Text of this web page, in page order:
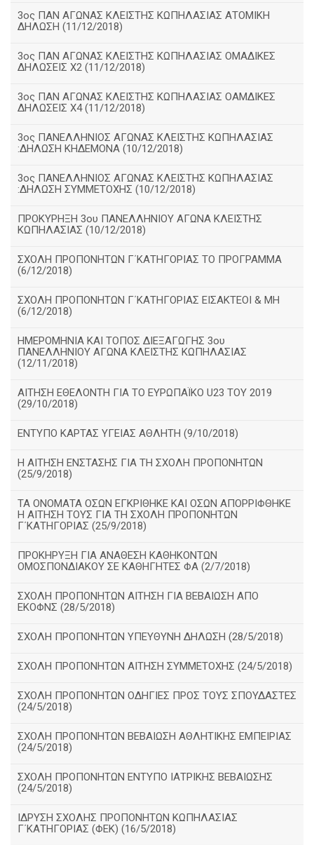
3ος ΠΑΝ ΑΓΩΝΑΣ ΚΛΕΙΣΤΗΣ ΚΩΠΗΛΑΣΙΑΣ ΑΤΟΜΙΚΗ
ΔΗΛΩΣΗ (11/12/2018)
3ος ΠΑΝ ΑΓΩΝΑΣ ΚΛΕΙΣΤΗΣ ΚΩΠΗΛΑΣΙΑΣ ΟΜΑΔΙΚΕΣ
ΔΗΛΩΣΕΙΣ Χ2 (11/12/2018)
3ος ΠΑΝ ΑΓΩΝΑΣ ΚΛΕΙΣΤΗΣ ΚΩΠΗΛΑΣΙΑΣ ΟΑΜΔΙΚΕΣ
ΔΗΛΩΣΕΙΣ Χ4 (11/12/2018)
3ος ΠΑΝΕΛΛΗΝΙΟΣ ΑΓΩΝΑΣ ΚΛΕΙΣΤΗΣ ΚΩΠΗΛΑΣΙΑΣ
:ΔΗΛΩΣΗ ΚΗΔΕΜΟΝΑ (10/12/2018)
3ος ΠΑΝΕΛΛΗΝΙΟΣ ΑΓΩΝΑΣ ΚΛΕΙΣΤΗΣ ΚΩΠΗΛΑΣΙΑΣ
:ΔΗΛΩΣΗ ΣΥΜΜΕΤΟΧΗΣ (10/12/2018)
ΠΡΟΚΥΡΗΞΗ 3ου ΠΑΝΕΛΛΗΝΙΟΥ ΑΓΩΝΑ ΚΛΕΙΣΤΗΣ
ΚΩΠΗΛΑΣΙΑΣ (10/12/2018)
ΣΧΟΛΗ ΠΡΟΠΟΝΗΤΩΝ Γ΄ΚΑΤΗΓΟΡΙΑΣ ΤΟ ΠΡΟΓΡΑΜΜΑ
(6/12/2018)
ΣΧΟΛΗ ΠΡΟΠΟΝΗΤΩΝ Γ΄ΚΑΤΗΓΟΡΙΑΣ ΕΙΣΑΚΤΕΟΙ & ΜΗ
(6/12/2018)
ΗΜΕΡΟΜΗΝΙΑ ΚΑΙ ΤΟΠΟΣ ΔΙΕΞΑΓΩΓΗΣ 3ου
ΠΑΝΕΛΛΗΝΙΟΥ ΑΓΩΝΑ ΚΛΕΙΣΤΗΣ ΚΩΠΗΛΑΣΙΑΣ
(12/11/2018)
ΑΙΤΗΣΗ ΕΘΕΛΟΝΤΗ ΓΙΑ ΤΟ ΕΥΡΩΠΑΪΚΟ U23 ΤΟΥ 2019
(29/10/2018)
ΕΝΤΥΠΟ ΚΑΡΤΑΣ ΥΓΕΙΑΣ ΑΘΛΗΤΗ (9/10/2018)
Η ΑΙΤΗΣΗ ΕΝΣΤΑΣΗΣ ΓΙΑ ΤΗ ΣΧΟΛΗ ΠΡΟΠΟΝΗΤΩΝ
(25/9/2018)
ΤΑ ΟΝΟΜΑΤΑ ΟΣΩΝ ΕΓΚΡΙΘΗΚΕ ΚΑΙ ΟΣΩΝ ΑΠΟΡΡΙΦΘΗΚΕ
Η ΑΙΤΗΣΗ ΤΟΥΣ ΓΙΑ ΤΗ ΣΧΟΛΗ ΠΡΟΠΟΝΗΤΩΝ
Γ΄ΚΑΤΗΓΟΡΙΑΣ (25/9/2018)
ΠΡΟΚΗΡΥΞΗ ΓΙΑ ΑΝΑΘΕΣΗ ΚΑΘΗΚΟΝΤΩΝ
ΟΜΟΣΠΟΝΔΙΑΚΟΥ ΣΕ ΚΑΘΗΓΗΤΕΣ ΦΑ (2/7/2018)
ΣΧΟΛΗ ΠΡΟΠΟΝΗΤΩΝ ΑΙΤΗΣΗ ΓΙΑ ΒΕΒΑΙΩΣΗ ΑΠΟ
ΕΚΟΦΝΣ (28/5/2018)
ΣΧΟΛΗ ΠΡΟΠΟΝΗΤΩΝ ΥΠΕΥΘΥΝΗ ΔΗΛΩΣΗ (28/5/2018)
ΣΧΟΛΗ ΠΡΟΠΟΝΗΤΩΝ ΑΙΤΗΣΗ ΣΥΜΜΕΤΟΧΗΣ (24/5/2018)
ΣΧΟΛΗ ΠΡΟΠΟΝΗΤΩΝ ΟΔΗΓΙΕΣ ΠΡΟΣ ΤΟΥΣ ΣΠΟΥΔΑΣΤΕΣ
(24/5/2018)
ΣΧΟΛΗ ΠΡΟΠΟΝΗΤΩΝ ΒΕΒΑΙΩΣΗ ΑΘΛΗΤΙΚΗΣ ΕΜΠΕΙΡΙΑΣ
(24/5/2018)
ΣΧΟΛΗ ΠΡΟΠΟΝΗΤΩΝ ΕΝΤΥΠΟ ΙΑΤΡΙΚΗΣ ΒΕΒΑΙΩΣΗΣ
(24/5/2018)
ΙΔΡΥΣΗ ΣΧΟΛΗΣ ΠΡΟΠΟΝΗΤΩΝ ΚΩΠΗΛΑΣΙΑΣ
Γ΄ΚΑΤΗΓΟΡΙΑΣ (ΦΕΚ) (16/5/2018)